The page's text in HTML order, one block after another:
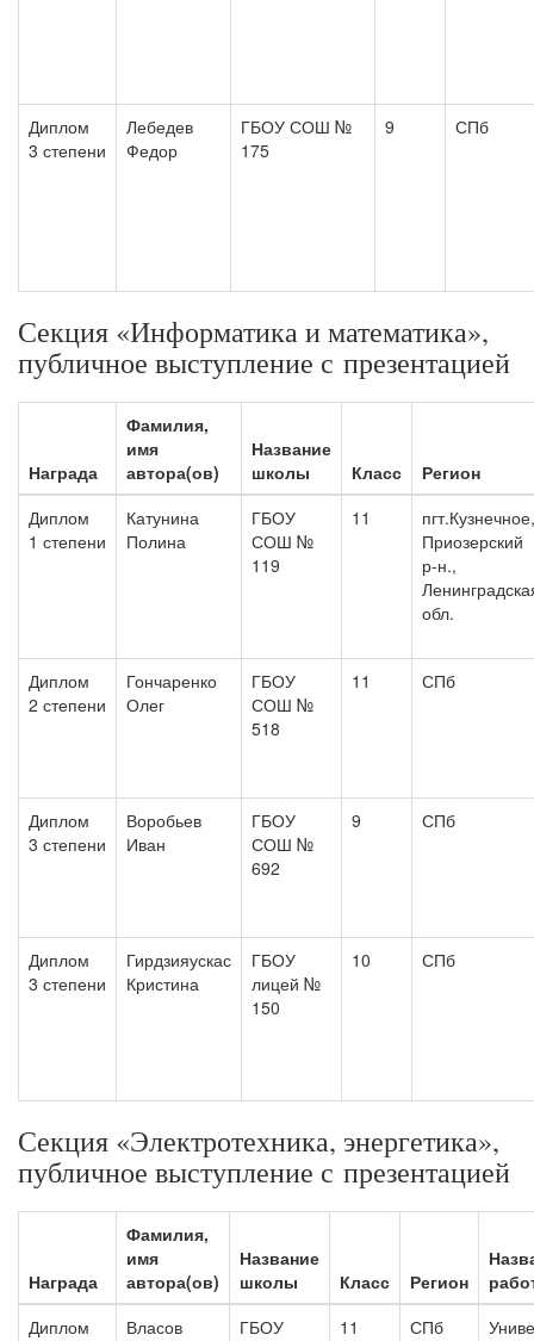
Диплом
3 степени
Лебедев
Федор
ГБОУ СОШ №
175
9 СПб
Секция «Информатика и математика»,
публичное выступление с презентацией
Награда
Фамилия,
имя
автора(ов)
Название
школы
Класс
Регион
Диплом
1 степени
Катунина
Полина
ГБОУ
СОШ №
119
11
пгт.Кузнечное,
Приозерский
р-н.,
обл.
Диплом
2 степени
Гончаренко
Олег
ГБОУ
СОШ №
518
11 СПб
Диплом
3 степени
Воробьев
Иван
ГБОУ
СОШ №
692
9 СПб
Диплом
3 степени
Гирдзияускас
Кристина
ГБОУ
лицей №
150
10 СПб
Секция «Электротехника, энергетика»,
публичное выступление с презентацией
Награда
Фамилия,
имя
автора(ов)
Название
школы
Класс Регион
Диплом
Власов
ГБОУ
11 СПб